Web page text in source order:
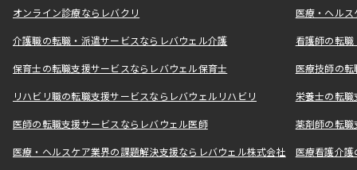
オンライン診療ならレバクリ 医療・ヘル
介護職の転職・派遣サービスならレバウェル介護 看護師の転
保育士の転職支援サービスならレバウェル保育士 医療技師の
リハビリ職の転職支援サービスならレバウェルリハビリ 栄養士の転
医師の転職支援サービスならレバウェル医師 薬剤師の転
医療・ヘルスケア業界の課題解決支援ならレバウェル株式会社 医療看護介